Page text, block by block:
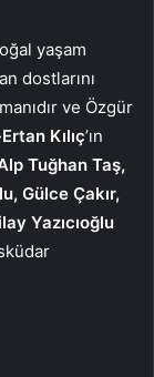
yaşam
dostlarını
ve Özgür
Kılıç’ın
Tuğhan Taş,
Gülce Çakır,
Yazıcıoğlu